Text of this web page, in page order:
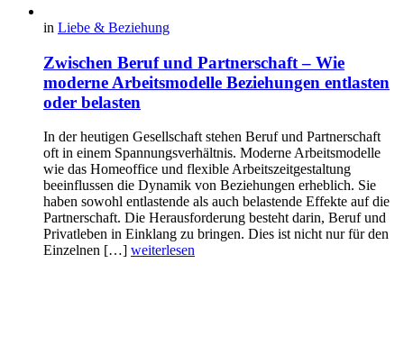
in Liebe & Beziehung
Zwischen Beruf und Partnerschaft – Wie
moderne Arbeitsmodelle Beziehungen entlasten
oder belasten
In der heutigen Gesellschaft stehen Beruf und Partnerschaft
oft in einem Spannungsverhältnis. Moderne Arbeitsmodelle
wie das Homeoffice und flexible Arbeitszeitgestaltung
beeinflussen die Dynamik von Beziehungen erheblich. Sie
haben sowohl entlastende als auch belastende Effekte auf die
Partnerschaft. Die Herausforderung besteht darin, Beruf und
Privatleben in Einklang zu bringen. Dies ist nicht nur für den
Einzelnen […] weiterlesen